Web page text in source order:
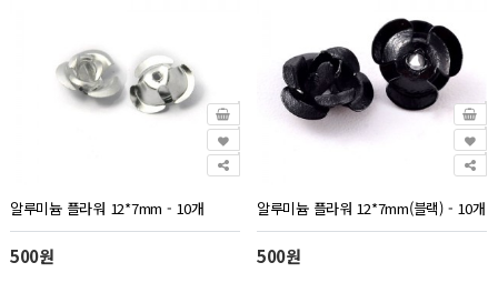
알루미늄 플라워 12*7mm - 10개
500원
알루미늄 플라워 12*7mm(블랙) - 10개
500원